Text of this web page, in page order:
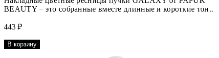
BEAUTY – это собранные вместе длинные и короткие тон..
443 ₽
В корзину